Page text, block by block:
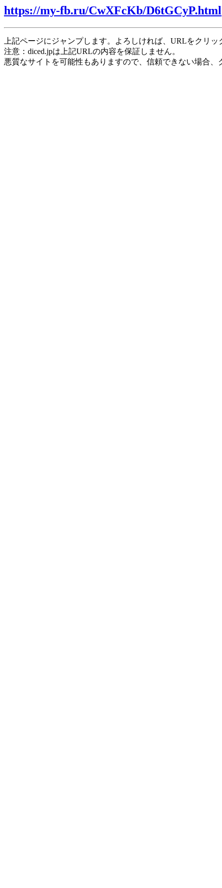
https://my-fb.ru/CwXFcKb/D6tGCyP.html
上記ページにジャンプします。よろしければ、URLをクリ
注意：diced.jpは上記URLの内容を保証しません。
悪質なサイトを可能性もありますので、信頼できない場合、